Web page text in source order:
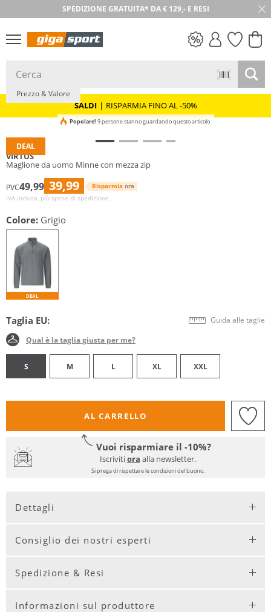
SPEDIZIONE GRATUITA* DA € 129,- E RESI
30 GIORNI DI RESO
SALDI
SALDI | RISPARMIA FINO AL -50%
DEAL
Prezzo & Valore
Popolare! 9 persone stanno guardando questo articolo
VIRTUS
Maglione da uomo Minne con mezza zip
PVC49,99 39,99 Risparmia ora
IVA inclusa, più spese di spedizione
Colore: Grigio
DEAL
Taglia EU: Guida alle taglie
Qual è la taglia giusta per me?
S M L XL XXL
AL CARRELLO
Vuoi risparmiare il -10%?
Iscrivitiora alla newsletter.
Si prega di rispettare le condizioni del buono.
Dettagli
Consiglio dei nostri esperti
Spedizione & Resi
Informazioni sul produttore